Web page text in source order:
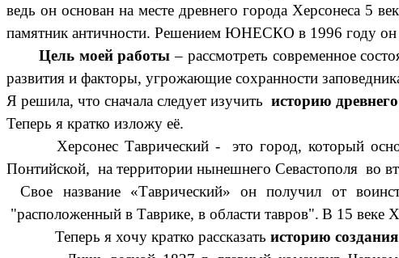
ведь он основан на месте древнего города Херсонеса 5
памятник античности. Решением ЮНЕСКО в 1996 году он
Цель моей работы – рассмотреть современное
развития и факторы, угрожающие сохранности
Я решила, что сначала следует изучить историю
Теперь я кратко изложу её.
Херсонес Таврический - это город, который основан
Понтийской, на территории нынешнего Севастополя во
Свое название «Таврический» он получил от
"расположенный в Таврике, в области тавров". В 15 веке
Теперь я хочу кратко рассказатьисторию